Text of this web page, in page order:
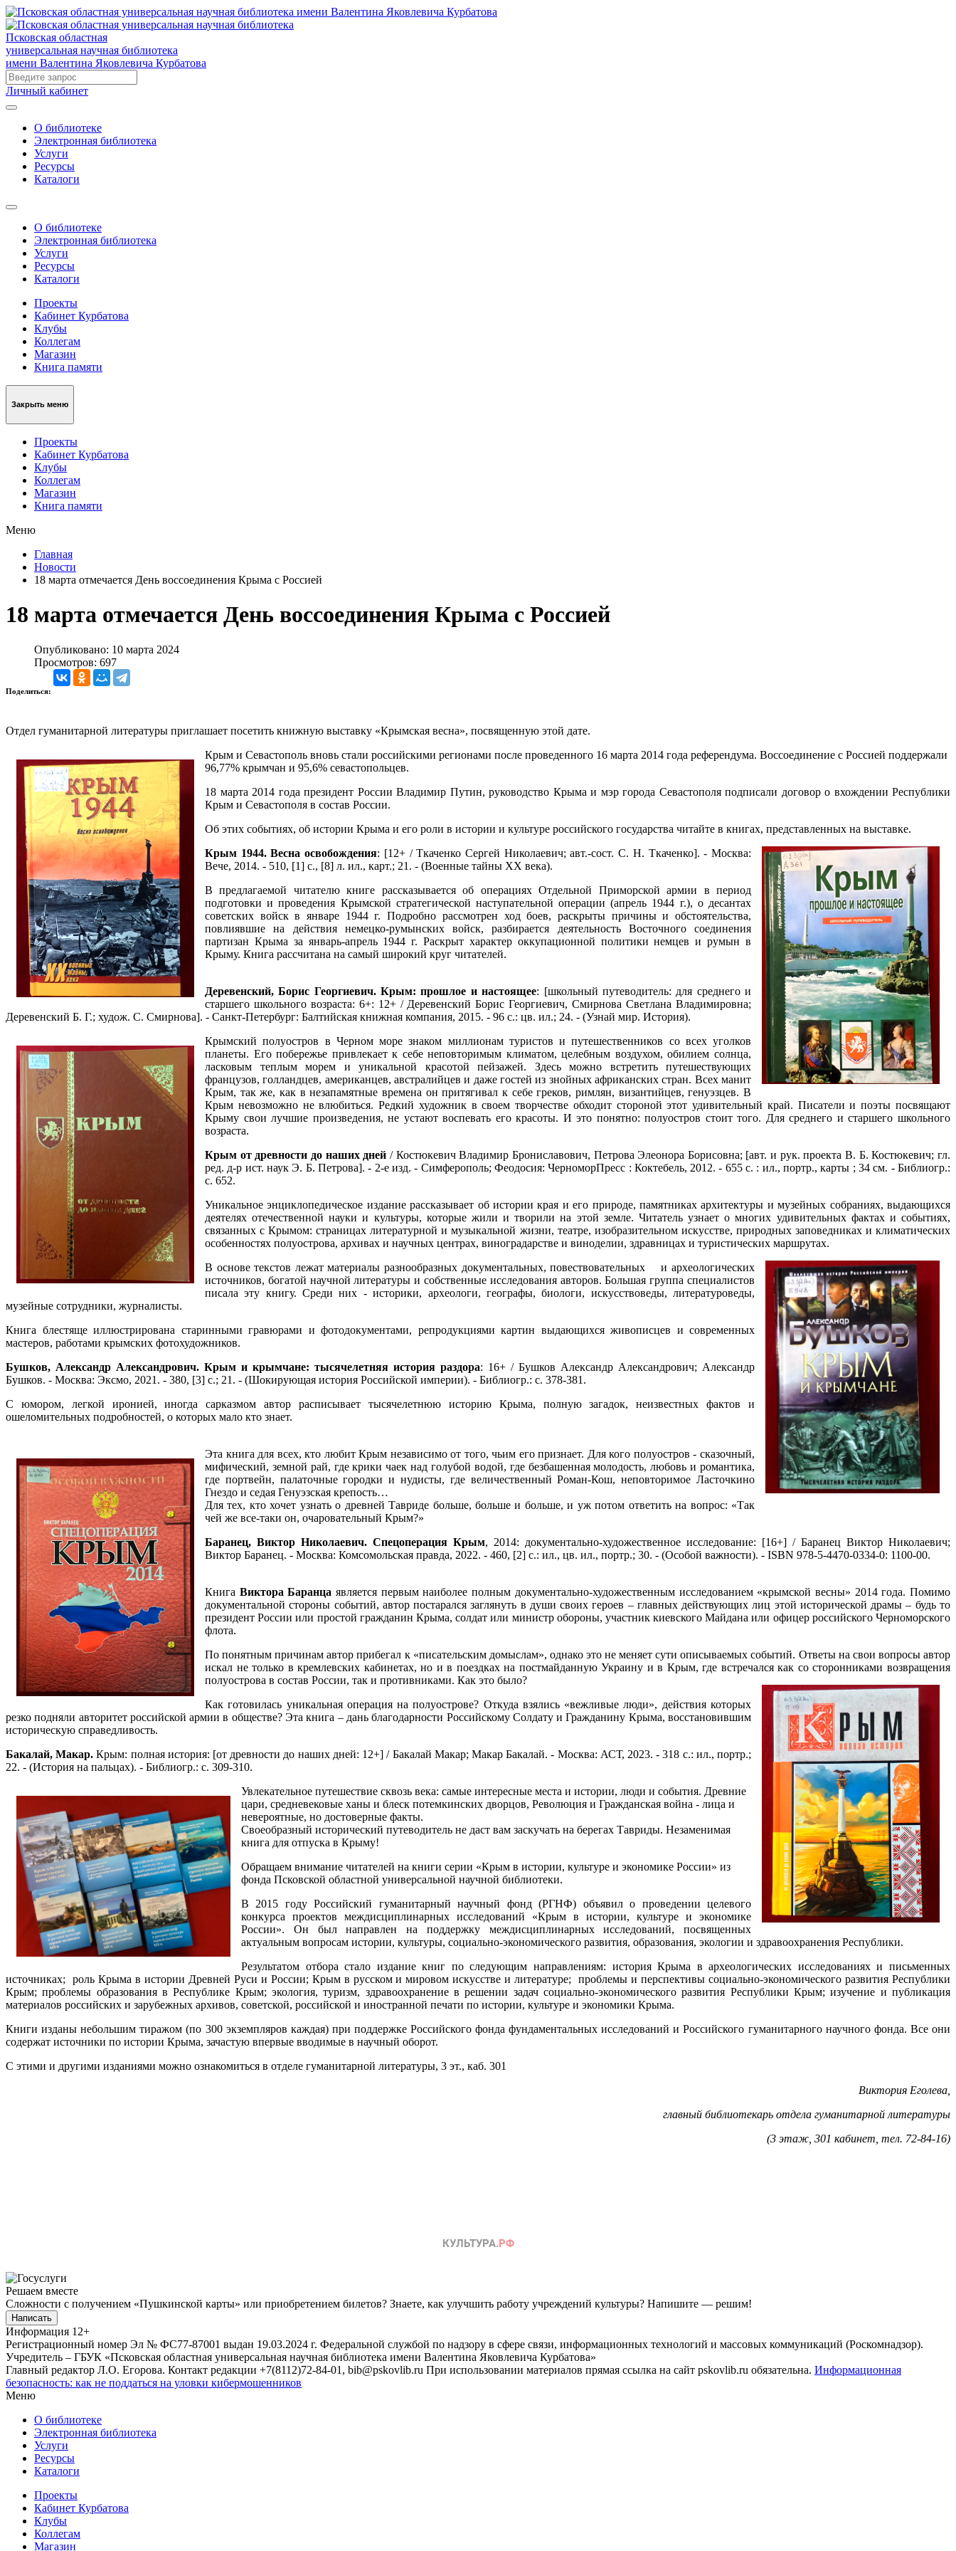
Псковская областная
универсальная научная библиотека
имени Валентина Яковлевича Курбатова
Личный кабинет
О библиотеке
Электронная библиотека
Услуги
Ресурсы
Каталоги
О библиотеке
Электронная библиотека
Услуги
Ресурсы
Каталоги
Проекты
Кабинет Курбатова
Клубы
Коллегам
Магазин
Книга памяти
Закрыть меню
Проекты
Кабинет Курбатова
Клубы
Коллегам
Магазин
Книга памяти
Меню
Главная
Новости
18 марта отмечается День воссоединения Крыма с Россией
18 марта отмечается День воссоединения Крыма с Россией
Опубликовано: 10 марта 2024
Просмотров: 697
Поделиться:
Отдел гуманитарной литературы приглашает посетить книжную выставку «Крымская весна», посвященную этой дате.
Крым и Севастополь вновь стали российскими регионами после проведенного 16 марта 2014 года референдума. Воссоединение с Россией поддержали
96,77% крымчан и 95,6% севастопольцев.
18 марта 2014 года президент России Владимир Путин, руководство Крыма и мэр города Севастополя подписали договор о вхождении Республики
Крым и Севастополя в состав России.
Об этих событиях, об истории Крыма и его роли в истории и культуре российского государства читайте в книгах, представленных на выставке.
Крым 1944. Весна освобождения: [12+ / Ткаченко Сергей Николаевич; авт.-сост. С. Н. Ткаченко]. - Москва:
Вече, 2014. - 510, [1] с., [8] л. ил., карт.; 21. - (Военные тайны XX века).
В предлагаемой читателю книге рассказывается об операциях Отдельной Приморской армии в период
подготовки и проведения Крымской стратегической наступательной операции (апрель 1944 г.), о десантах
советских войск в январе 1944 г. Подробно рассмотрен ход боев, раскрыты причины и обстоятельства,
повлиявшие на действия немецко-румынских войск, разбирается деятельность Восточного соединения
партизан Крыма за январь-апрель 1944 г. Раскрыт характер оккупационной политики немцев и румын в
Крыму. Книга рассчитана на самый широкий круг читателей.
Деревенский, Борис Георгиевич. Крым: прошлое и настоящее: [школьный путеводитель: для среднего и
старшего школьного возраста: 6+: 12+ / Деревенский Борис Георгиевич, Смирнова Светлана Владимировна;
Деревенский Б. Г.; худож. С. Смирнова]. - Санкт-Петербург: Балтийская книжная компания, 2015. - 96 с.: цв. ил.; 24. - (Узнай мир. История).
Крымский полуостров в Черном море знаком миллионам туристов и путешественников со всех уголков
планеты. Его побережье привлекает к себе неповторимым климатом, целебным воздухом, обилием солнца,
ласковым теплым морем и уникальной красотой пейзажей. Здесь можно встретить путешествующих
французов, голландцев, американцев, австралийцев и даже гостей из знойных африканских стран. Всех манит
Крым, так же, как в незапамятные времена он притягивал к себе греков, римлян, византийцев, генуэзцев. В
Крым невозможно не влюбиться. Редкий художник в своем творчестве обходит стороной этот удивительный край. Писатели и поэты посвящают
Крыму свои лучшие произведения, не устают воспевать его красоты. И это понятно: полуостров стоит того. Для среднего и старшего школьного
возраста.
Крым от древности до наших дней / Костюкевич Владимир Брониславович, Петрова Элеонора Борисовна; [авт. и рук. проекта В. Б. Костюкевич; гл.
ред. д-р ист. наук Э. Б. Петрова]. - 2-е изд. - Симферополь; Феодосия: ЧерноморПресс : Коктебель, 2012. - 655 с. : ил., портр., карты ; 34 см. - Библиогр.:
с. 652.
Уникальное энциклопедическое издание рассказывает об истории края и его природе, памятниках архитектуры и музейных собраниях, выдающихся
деятелях отечественной науки и культуры, которые жили и творили на этой земле. Читатель узнает о многих удивительных фактах и событиях,
связанных с Крымом: страницах литературной и музыкальной жизни, театре, изобразительном искусстве, природных заповедниках и климатических
особенностях полуострова, архивах и научных центрах, виноградарстве и виноделии, здравницах и туристических маршрутах.
В основе текстов лежат материалы разнообразных документальных, повествовательных и археологических
источников, богатой научной литературы и собственные исследования авторов. Большая группа специалистов
писала эту книгу. Среди них - историки, археологи, географы, биологи, искусствоведы, литературоведы,
музейные сотрудники, журналисты.
Книга блестяще иллюстрирована старинными гравюрами и фотодокументами, репродукциями картин выдающихся живописцев и современных
мастеров, работами крымских фотохудожников.
Бушков, Александр Александрович. Крым и крымчане: тысячелетняя история раздора: 16+ / Бушков Александр Александрович; Александр
Бушков. - Москва: Эксмо, 2021. - 380, [3] с.; 21. - (Шокирующая история Российской империи). - Библиогр.: с. 378-381.
С юмором, легкой иронией, иногда сарказмом автор расписывает тысячелетнюю историю Крыма, полную загадок, неизвестных фактов и
ошеломительных подробностей, о которых мало кто знает.
Эта книга для всех, кто любит Крым независимо от того, чьим его признает. Для кого полуостров - сказочный,
мифический, земной рай, где крики чаек над голубой водой, где безбашенная молодость, любовь и романтика,
где портвейн, палаточные городки и нудисты, где величественный Роман-Кош, неповторимое Ласточкино
Гнездо и седая Генуэзская крепость…
Для тех, кто хочет узнать о древней Тавриде больше, больше и больше, и уж потом ответить на вопрос: «Так
чей же все-таки он, очаровательный Крым?»
Баранец, Виктор Николаевич. Спецоперация Крым, 2014: документально-художественное исследование: [16+] / Баранец Виктор Николаевич;
Виктор Баранец. - Москва: Комсомольская правда, 2022. - 460, [2] с.: ил., цв. ил., портр.; 30. - (Особой важности). - ISBN 978-5-4470-0334-0: 1100-00.
Книга Виктора Баранца является первым наиболее полным документально-художественным исследованием «крымской весны» 2014 года. Помимо
документальной стороны событий, автор постарался заглянуть в души своих героев – главных действующих лиц этой исторической драмы – будь то
президент России или простой гражданин Крыма, солдат или министр обороны, участник киевского Майдана или офицер российского Черноморского
флота.
По понятным причинам автор прибегал к «писательским домыслам», однако это не меняет сути описываемых событий. Ответы на свои вопросы автор
искал не только в кремлевских кабинетах, но и в поездках на постмайданную Украину и в Крым, где встречался как со сторонниками возвращения
полуострова в состав России, так и противниками. Как это было?
Как готовилась уникальная операция на полуострове? Откуда взялись «вежливые люди», действия которых
резко подняли авторитет российской армии в обществе? Эта книга – дань благодарности Российскому Солдату и Гражданину Крыма, восстановившим
историческую справедливость.
Бакалай, Макар.Крым: полная история: [от древности до наших дней: 12+] / Бакалай Макар; Макар Бакалай. - Москва: АСТ, 2023. - 318 с.: ил., портр.;
22. - (История на пальцах). - Библиогр.: с. 309-310.
Увлекательное путешествие сквозь века: самые интересные места и истории, люди и события. Древние
цари, средневековые ханы и блеск потемкинских дворцов, Революция и Гражданская война - лица и
невероятные, но достоверные факты.
Своеобразный исторический путеводитель не даст вам заскучать на берегах Тавриды. Незаменимая
книга для отпуска в Крыму!
Обращаем внимание читателей на книги серии «Крым в истории, культуре и экономике России» из
фонда Псковской областной универсальной научной библиотеки.
В 2015 году Российский гуманитарный научный фонд (РГНФ) объявил о проведении целевого
конкурса проектов междисциплинарных исследований «Крым в истории, культуре и экономике
России». Он был направлен на поддержку междисциплинарных исследований, посвященных
актуальным вопросам истории, культуры, социально-экономического развития, образования, экологии и здравоохранения Республики.
Результатом отбора стало издание книг по следующим направлениям: история Крыма в археологических исследованиях и письменных
источниках; роль Крыма в истории Древней Руси и России; Крым в русском и мировом искусстве и литературе; проблемы и перспективы социально-экономического развития Республики
Крым; проблемы образования в Республике Крым; экология, туризм, здравоохранение в решении задач социально-экономического развития Республики Крым; изучение и публикация
материалов российских и зарубежных архивов, советской, российской и иностранной печати по истории, культуре и экономики Крыма.
Книги изданы небольшим тиражом (по 300 экземпляров каждая) при поддержке Российского фонда фундаментальных исследований и Российского гуманитарного научного фонда. Все они
содержат источники по истории Крыма, зачастую впервые вводимые в научный оборот.
С этими и другими изданиями можно ознакомиться в отделе гуманитарной литературы, 3 эт., каб. 301
Виктория Еголева,
главный библиотекарь отдела гуманитарной литературы
(3 этаж, 301 кабинет, тел. 72-84-16)
Решаем вместе
Сложности с получением «Пушкинской карты» или приобретением билетов? Знаете, как улучшить работу учреждений культуры? Напишите — решим!
Написать
Информация 12+
Регистрационный номер Эл № ФС77-87001 выдан 19.03.2024 г. Федеральной службой по надзору в сфере связи, информационных технологий и массовых коммуникаций (Роскомнадзор).
Учредитель – ГБУК «Псковская областная универсальная научная библиотека имени Валентина Яковлевича Курбатова»
Главный редактор Л.О. Егорова. Контакт редакции +7(8112)72-84-01, bib@pskovlib.ru При использовании материалов прямая ссылка на сайт pskovlib.ru обязательна. Информационная
безопасность: как не поддаться на уловки кибермошенников
Меню
О библиотеке
Электронная библиотека
Услуги
Ресурсы
Каталоги
Проекты
Кабинет Курбатова
Клубы
Коллегам
Магазин